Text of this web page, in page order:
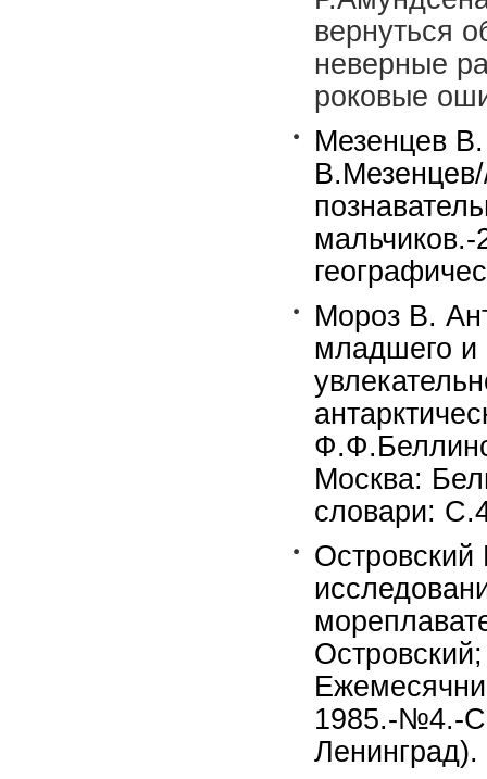
вернуться
неверные
роковые
Мезенцев
Мороз В.
младшего и
Москва:
словари:
1985.-№4.-
Ленинград).